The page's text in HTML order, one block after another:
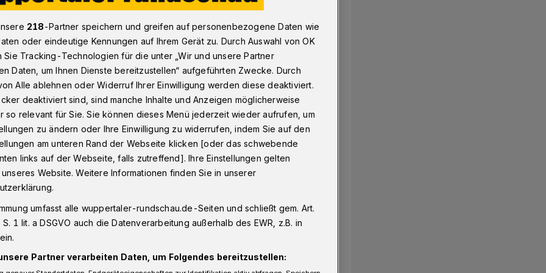
in der Wuppertaler Uni-Mensa
Büchertausch in
Center“ der Bergischen Uni
mit dem Studierendenwerk
Ausgabe findet am 10. Dezember
der Hauptmensa auf dem Campus
218-Partner speichern und greifen auf personenbezogene Daten wie
oder eindeutige Kennungen auf Ihrem Gerät zu. Durch Auswahl von OK
Sie Tracking-Technologien für die unter „Wir und unsere Partner
Daten, um Ihnen Dienste bereitzustellen“ aufgeführten Zwecke. Durch
Alle ablehnen oder Widerruf Ihrer Einwilligung werden diese deaktiviert.
deaktiviert sind, sind manche Inhalte und Anzeigen möglicherweise
so relevant für Sie. Sie können dieses Menü jederzeit wieder aufrufen, um
zu ändern oder Ihre Einwilligung zu widerrufen, indem Sie auf den
am unteren Rand der Webseite klicken [oder das schwebende
links auf der Webseite, falls zutreffend]. Ihre Einstellungen gelten
Website. Weitere Informationen finden Sie in unserer
umfasst alle wuppertaler-rundschau.de-Seiten und schließt gem. Art.
1 lit. a DSGVO auch die Datenverarbeitung außerhalb des EWR, z.B. in
Partner verarbeiten Daten, um Folgendes bereitzustellen: